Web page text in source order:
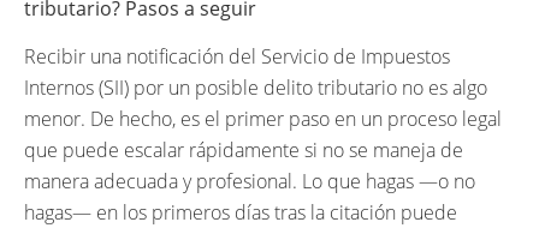
tributario? Pasos a seguir
Recibir una notificación del Servicio de Impuestos
Internos (SII) por un posible delito tributario no es algo
menor. De hecho, es el primer paso en un proceso legal
que puede escalar rápidamente si no se maneja de
manera adecuada y profesional. Lo que hagas —o no
hagas— en los primeros días tras la citación puede